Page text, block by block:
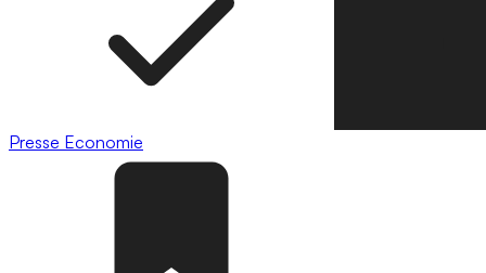
Presse Economie